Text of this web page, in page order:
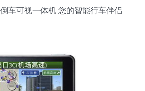
车可视一体机 您的智能行车伴侣